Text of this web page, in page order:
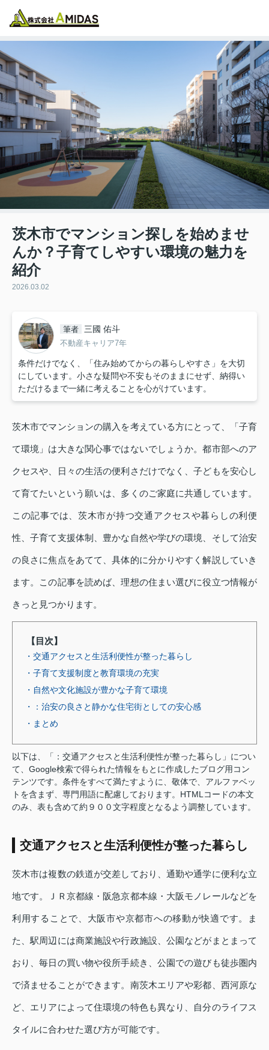
茨木市でマンション探しを始めませ
んか？子育てしやすい環境の魅力を
紹介
2026.03.02
筆者 三國 佑斗
不動産キャリア7年
条件だけでなく、「住み始めてからの暮らしやすさ」を大切
にしています。小さな疑問や不安もそのままにせず、納得い
ただけるまで一緒に考えることを心がけています。
茨木市でマンションの購入を考えている方にとって、「子育
て環境」は大きな関心事ではないでしょうか。都市部へのア
クセスや、日々の生活の便利さだけでなく、子どもを安心し
て育てたいという願いは、多くのご家庭に共通しています。
この記事では、茨木市が持つ交通アクセスや暮らしの利便
性、子育て支援体制、豊かな自然や学びの環境、そして治安
の良さに焦点をあてて、具体的に分かりやすく解説していき
ます。この記事を読めば、理想の住まい選びに役立つ情報が
きっと見つかります。
【目次】
・交通アクセスと生活利便性が整った暮らし
・子育て支援制度と教育環境の充実
・自然や文化施設が豊かな子育て環境
・：治安の良さと静かな住宅街としての安心感
・まとめ
以下は、「：交通アクセスと生活利便性が整った暮らし」につい
て、Google検索で得られた情報をもとに作成したブログ用コン
テンツです。条件をすべて満たすように、敬体で、アルファベッ
トを含まず、専門用語に配慮しております。HTMLコードの本文
のみ、表も含めて約９００文字程度となるよう調整しています。
交通アクセスと生活利便性が整った暮らし
茨木市は複数の鉄道が交差しており、通勤や通学に便利な立
地です。ＪＲ京都線・阪急京都本線・大阪モノレールなどを
利用することで、大阪市や京都市への移動が快適です。ま
た、駅周辺には商業施設や行政施設、公園などがまとまって
おり、毎日の買い物や役所手続き、公園での遊びも徒歩圏内
で済ませることができます。南茨木エリアや彩都、西河原な
ど、エリアによって住環境の特色も異なり、自分のライフス
タイルに合わせた選び方が可能です。